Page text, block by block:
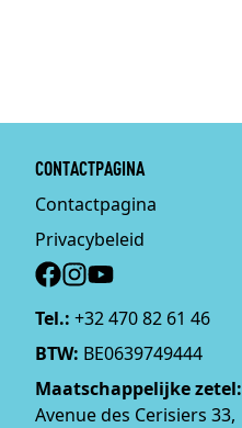
CONTACTPAGINA
Contactpagina
Privacybeleid
Social
Tel.: +32 470 82 61 46
BTW: BE0639749444
Maatschappelijke zetel:
Avenue des Cerisiers 33,